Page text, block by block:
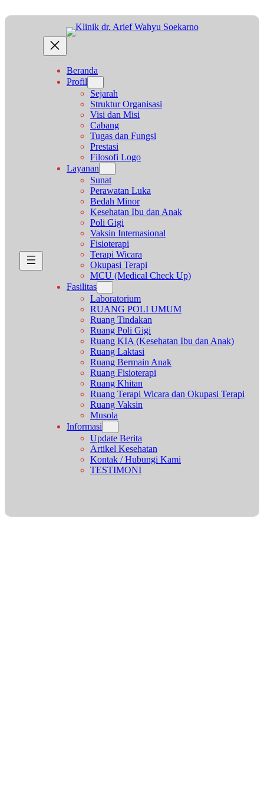
ke
Beranda
Profil
Sejarah
Struktur Organisasi
Visi dan Misi
Cabang
Tugas dan Fungsi
Prestasi
Filosofi Logo
Layanan
Sunat
Perawatan Luka
Bedah Minor
Kesehatan Ibu dan Anak
Poli Gigi
Vaksin Internasional
Fisioterapi
Terapi Wicara
Okupasi Terapi
MCU (Medical Check Up)
Fasilitas
Laboratorium
RUANG POLI UMUM
Ruang Tindakan
Ruang Poli Gigi
Ruang KIA (Kesehatan Ibu dan Anak)
Ruang Laktasi
Ruang Bermain Anak
Ruang Fisioterapi
Ruang Khitan
Ruang Terapi Wicara dan Okupasi Terapi
Ruang Vaksin
Musola
Informasi
Update Berita
Artikel Kesehatan
Kontak / Hubungi Kami
TESTIMONI